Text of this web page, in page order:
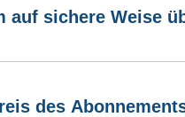
auf sichere Weise
des